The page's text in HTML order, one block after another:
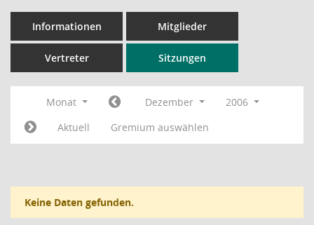
Informationen Mitglieder
Vertreter Sitzungen
Monat Dezember
2006
Aktuell
Gremium auswählen
Keine Daten gefunden.